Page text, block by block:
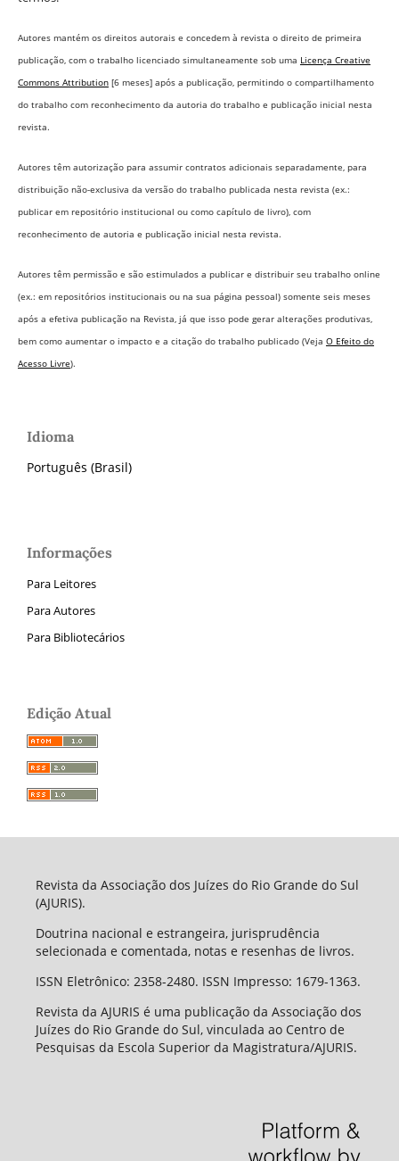
Autores mantém os direitos autorais e concedem à revista o direito de primeira
publicação, com o trabalho licenciado simultaneamente sob uma Licença Creative
Commons Attribution[6 meses] após a publicação, permitindo o compartilhamento
do trabalho com reconhecimento da autoria do trabalho e publicação inicial nesta
revista.
Autores têm autorização para assumir contratos adicionais separadamente, para
distribuição não-exclusiva da versão do trabalho publicada nesta revista (ex.:
publicar em repositório institucional ou como capítulo de livro), com
reconhecimento de autoria e publicação inicial nesta revista.
Autores têm permissão e são estimulados a publicar e distribuir seu trabalho online
(ex.: em repositórios institucionais ou na sua página pessoal) somente seis meses
após a efetiva publicação na Revista, já que isso pode gerar alterações produtivas,
bem como aumentar o impacto e a citação do trabalho publicado (Veja O Efeito do
Acesso Livre).
Idioma
Português (Brasil)
Informações
Para Leitores
Para Autores
Para Bibliotecários
Edição Atual
Revista da Associação dos Juízes do Rio Grande do Sul
(AJURIS).
Doutrina nacional e estrangeira, jurisprudência
selecionada e comentada, notas e resenhas de livros.
ISSN Eletrônico: 2358-2480. ISSN Impresso: 1679-1363.
Revista da AJURIS é uma publicação da Associação dos
Juízes do Rio Grande do Sul, vinculada ao Centro de
Pesquisas da Escola Superior da Magistratura/AJURIS.